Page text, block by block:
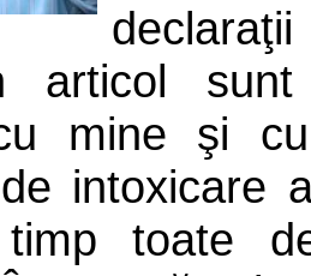
articol
mine şi
intoxicare
toate